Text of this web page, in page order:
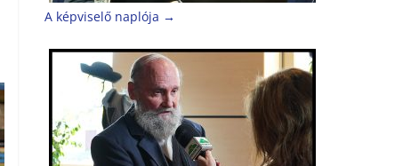
A képviselő naplója →